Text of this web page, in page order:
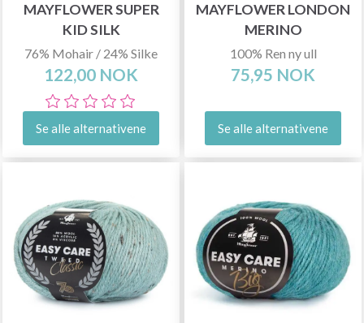
MAYFLOWER SUPER
KID SILK
76% Mohair / 24% Silke
122,00 NOK
Se alle alternativene
MAYFLOWER LONDON
MERINO
100% Ren ny ull
75,95 NOK
Se alle alternativene